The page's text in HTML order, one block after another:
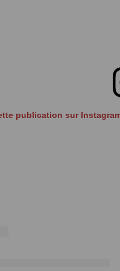
publication sur